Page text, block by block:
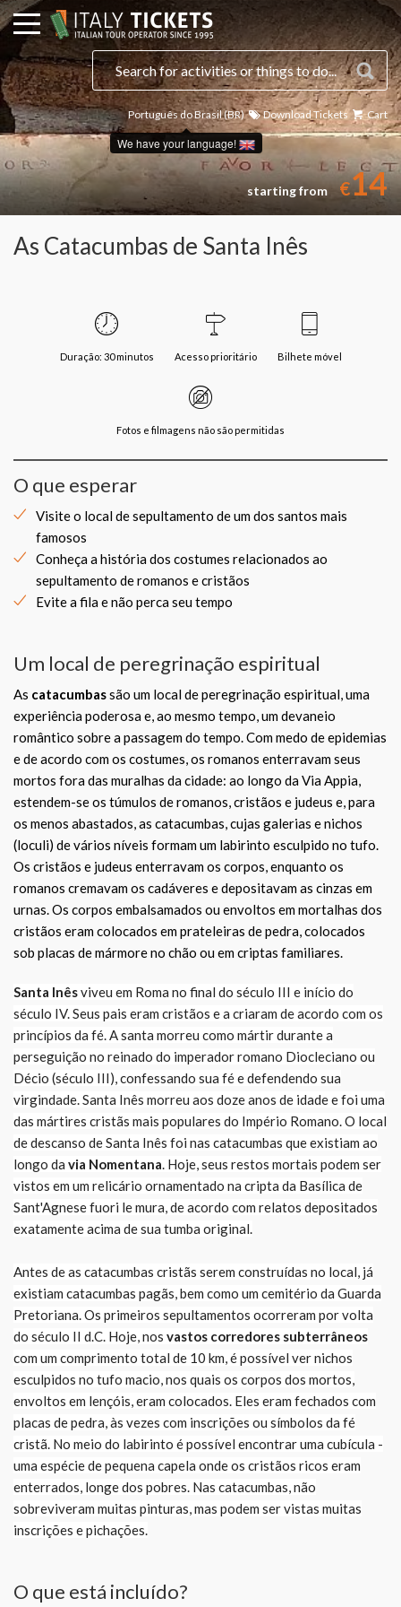
Português do Brasil (BR)
We have your language!
Download Tickets Cart
starting from €14
As Catacumbas de Santa Inês
Duração: 30 minutos Acesso prioritário Bilhete móvel
Fotos e filmagens não são permitidas
O que esperar
Visite o local de sepultamento de um dos santos mais
famosos
Conheça a história dos costumes relacionados ao
sepultamento de romanos e cristãos
Evite a fila e não perca seu tempo
Um local de peregrinação espiritual
As catacumbassão um local de peregrinação espiritual, uma
experiência poderosa e, ao mesmo tempo, um devaneio
romântico sobre a passagem do tempo. Com medo de epidemias
e de acordo com os costumes, os romanos enterravam seus
mortos fora das muralhas da cidade: ao longo da Via Appia,
estendem-se os túmulos de romanos, cristãos e judeus e, para
os menos abastados, as catacumbas, cujas galerias e nichos
(loculi) de vários níveis formam um labirinto esculpido no tufo.
Os cristãos e judeus enterravam os corpos, enquanto os
romanos cremavam os cadáveres e depositavam as cinzas em
urnas. Os corpos embalsamados ou envoltos em mortalhas dos
cristãos eram colocados em prateleiras de pedra, colocados
sob placas de mármore no chão ou em criptas familiares.
Santa Inêsviveu em Roma no final do século III e início do
século IV. Seus pais eram cristãos e a criaram de acordo com os
princípios da fé. A santa morreu como mártir durante a
perseguição no reinado do imperador romano Diocleciano ou
Décio (século III), confessando sua fé e defendendo sua
virgindade. Santa Inês morreu aos doze anos de idade e foi uma
das mártires cristãs mais populares do Império Romano. O local
de descanso de Santa Inês foi nas catacumbas que existiam ao
longo da via Nomentana. Hoje, seus restos mortais podem ser
vistos em um relicário ornamentado na cripta da Basílica de
Sant'Agnese fuori le mura, de acordo com relatos depositados
exatamente acima de sua tumba original.
Antes de as catacumbas cristãs serem construídas no local, já
existiam catacumbas pagãs, bem como um cemitério da Guarda
Pretoriana. Os primeiros sepultamentos ocorreram por volta
do século II d.C. Hoje, nos vastos corredores subterrâneos
com um comprimento total de 10 km, é possível ver nichos
esculpidos no tufo macio, nos quais os corpos dos mortos,
envoltos em lençóis, eram colocados. Eles eram fechados com
placas de pedra, às vezes com inscrições ou símbolos da fé
cristã. No meio do labirinto é possível encontrar uma cubícula -
uma espécie de pequena capela onde os cristãos ricos eram
enterrados, longe dos pobres. Nas catacumbas, não
sobreviveram muitas pinturas, mas podem ser vistas muitas
inscrições e pichações.
O que está incluído?